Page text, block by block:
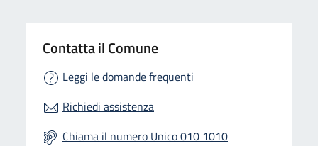
Contatta il Comune
Leggi le domande frequenti
Richiedi assistenza
Chiama il numero Unico 010 1010